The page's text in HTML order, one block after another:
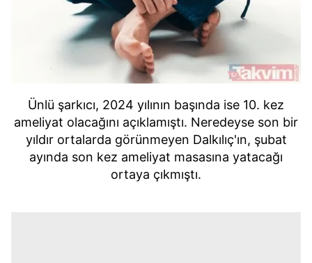
Ünlü şarkıcı, 2024 yılının başında ise 10. kez
ameliyat olacağını açıklamıştı. Neredeyse son bir
yıldır ortalarda görünmeyen Dalkılıç'ın, şubat
ayında son kez ameliyat masasına yatacağı
ortaya çıkmıştı.